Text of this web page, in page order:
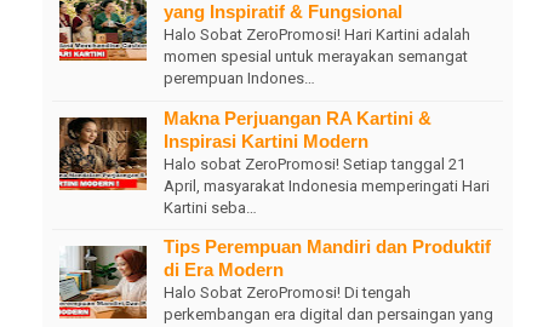
yang Inspiratif & Fungsional
Halo Sobat ZeroPromosi! Hari Kartini adalah
momen spesial untuk merayakan semangat
perempuan Indones…
Makna Perjuangan RA Kartini &
Inspirasi Kartini Modern
Halo sobat ZeroPromosi! Setiap tanggal 21
April, masyarakat Indonesia memperingati Hari
Kartini seba…
Tips Perempuan Mandiri dan Produktif
di Era Modern
Halo Sobat ZeroPromosi! Di tengah
perkembangan era digital dan persaingan yang